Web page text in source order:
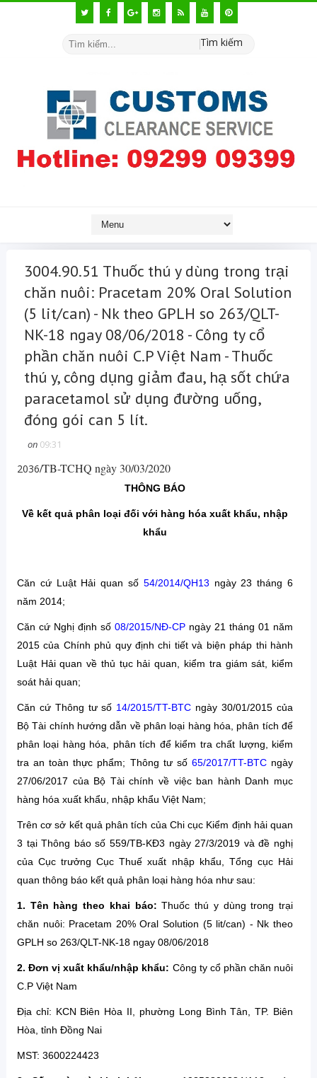
Tìm kiếm
3004.90.51 Thuốc thú y dùng trong trại
chăn nuôi: Pracetam 20% Oral Solution
(5 lit/can) - Nk theo GPLH so 263/QLT-
NK-18 ngay 08/06/2018 - Công ty cổ
phần chăn nuôi C.P Việt Nam - Thuốc
thú y, công dụng giảm đau, hạ sốt chứa
paracetamol sử dụng đường uống,
đóng gói can 5 lít.
on 09:31
2036/TB-TCHQ ngày 30/03/2020
THÔNG BÁO
Về kết quả phân loại đối với hàng hóa xuất khẩu, nhập
khẩu
Căn cứ Luật Hải quan số 54/2014/QH13 ngày 23 tháng 6
năm 2014;
Căn cứ Nghị định số 08/2015/NĐ-CP ngày 21 tháng 01 năm
2015 của Chính phủ quy định chi tiết và biện pháp thi hành
Luật Hải quan về thủ tục hải quan, kiểm tra giám sát, kiểm
soát hải quan;
Căn cứ Thông tư số 14/2015/TT-BTC ngày 30/01/2015 của
Bộ Tài chính hướng dẫn về phân loại hàng hóa, phân tích để
phân loại hàng hóa, phân tích để kiểm tra chất lượng, kiểm
tra an toàn thực phẩm; Thông tư số 65/2017/TT-BTCngày
27/06/2017 của Bộ Tài chính về việc ban hành Danh mục
hàng hóa xuất khẩu, nhập khẩu Việt Nam;
Trên cơ sở kết quả phân tích của Chi cục Kiểm định hải quan
3 tại Thông báo số 559/TB-KĐ3 ngày 27/3/2019 và đề nghị
của Cục trưởng Cục Thuế xuất nhập khẩu, Tổng cục Hải
quan thông báo kết quả phân loại hàng hóa như sau:
1. Tên hàng theo khai báo: Thuốc thú y dùng trong trại
chăn nuôi: Pracetam 20% Oral Solution (5 lit/can) - Nk theo
GPLH so 263/QLT-NK-18 ngay 08/06/2018
2. Đơn vị xuất khẩu/nhập khẩu: Công ty cổ phần chăn nuôi
C.P Việt Nam
Địa chỉ: KCN Biên Hòa II, phường Long Bình Tân, TP. Biên
Hòa, tỉnh Đồng Nai
MST: 3600224423